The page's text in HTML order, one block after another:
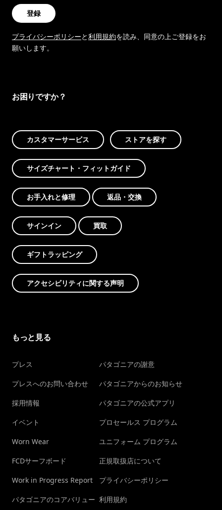
登録
プライバシーポリシーと利用規約を読み、同意の上ご登録をお
願いします。
お困りですか？
カスタマーサービス ストアを探す
サイズチャート・フィットガイド
お手入れと修理 返品・交換
サインイン 買取
ギフトラッピング
アクセシビリティに関する声明
もっと見る
プレス
プレスへのお問い合わせ
採用情報
イベント
Worn Wear
FCDサーフボード
Work in Progress Report
パタゴニアのコアバリュー
パタゴニアの謝意
パタゴニアからのお知らせ
パタゴニアの公式アプリ
プロセールス プログラム
ユニフォーム プログラム
正規取扱店について
プライバシーポリシー
利用規約